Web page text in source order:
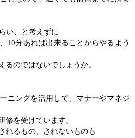
い、と考えずに
10分あれば出来ることからやるよう
るのではないでしょうか。
ニングを活用して、マナーやマネジ
修を受けています。
れるもの、されないものも